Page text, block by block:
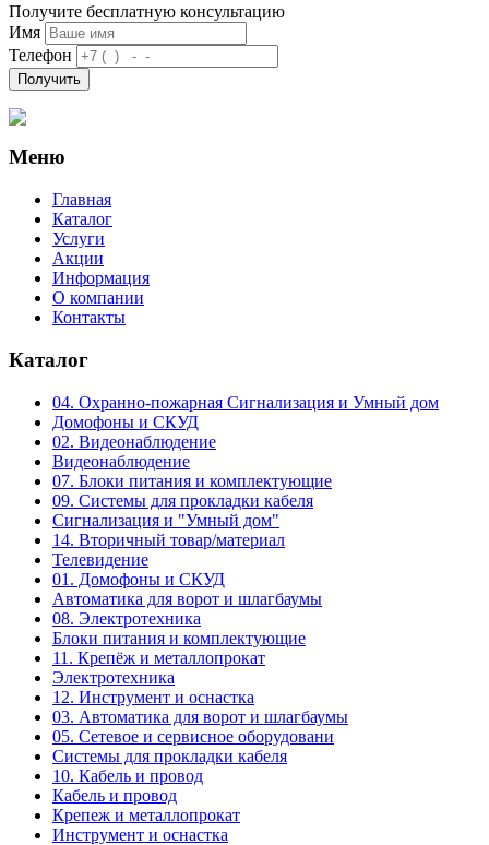
Получите бесплатную консультацию
Имя
Телефон
Получить
Меню
Главная
Каталог
Услуги
Акции
Информация
О компании
Контакты
Каталог
04. Охранно-пожарная Сигнализация и Умный дом
Домофоны и СКУД
02. Видеонаблюдение
Видеонаблюдение
07. Блоки питания и комплектующие
09. Системы для прокладки кабеля
Сигнализация и "Умный дом"
14. Вторичный товар/материал
Телевидение
01. Домофоны и СКУД
Автоматика для ворот и шлагбаумы
08. Электротехника
Блоки питания и комплектующие
11. Крепёж и металлопрокат
Электротехника
12. Инструмент и оснастка
03. Автоматика для ворот и шлагбаумы
05. Сетевое и сервисное оборудовани
Системы для прокладки кабеля
10. Кабель и провод
Кабель и провод
Крепеж и металлопрокат
Инструмент и оснастка